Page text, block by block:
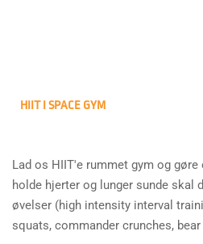
HIIT I SPACE GYM
Lad os HIIT'e rummet gym og
holde hjerter og lunger sunde skal
øvelser (high intensity interval
squats, commander crunches,